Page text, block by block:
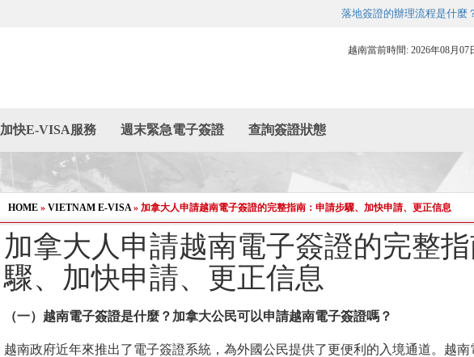
落地簽證的辦理流程是什麼
越南當前時間:2026年08月07
加快E-VISA服務 週末緊急電子簽證 查詢簽證狀態
HOME » VIETNAM E-VISA» 加拿大人申請越南電子簽證的完整指南：申請步驟、加快申請、更正信息
加拿大人申請越南電子簽證的完整
驟、加快申請、更正信息
（一）越南電子簽證是什麼 ？加拿大公民可以申請越南電子簽證嗎 ？
越南政府近年來推出了電子簽證系統，為外國公民提供了更便利的入境通道。越